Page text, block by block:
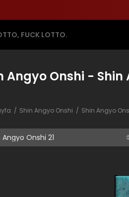
FUCK LOTTO.
Angyo Onshi - Shin
Shin Angyo Onshi Shin Angyo